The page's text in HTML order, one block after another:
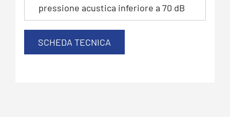
pressione acustica inferiore a 70 dB
SCHEDA TECNICA